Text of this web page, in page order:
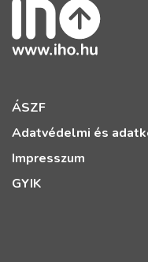
ÁSZF
Adatvédelmi és
Impresszum
GYIK